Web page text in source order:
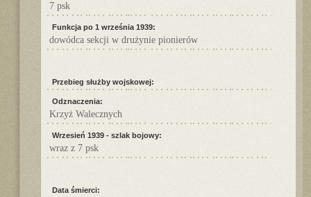
7 psk
Funkcja po 1 września 1939:
dowódca sekcji w drużynie pionierów
Przebieg służby wojskowej:
Odznaczenia:
Krzyż Walecznych
Wrzesień 1939 - szlak bojowy:
wraz z 7 psk
Data śmierci: